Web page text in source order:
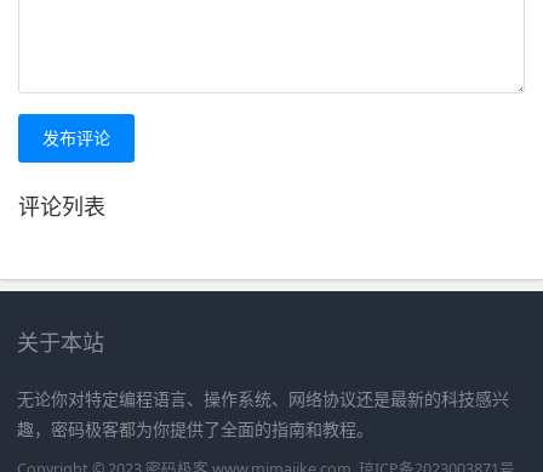
发布评论
评论列表
关于本站
无论你对特定编程语言、操作系统、网络协议还是最新的科技感兴
趣，密码极客都为你提供了全面的指南和教程。